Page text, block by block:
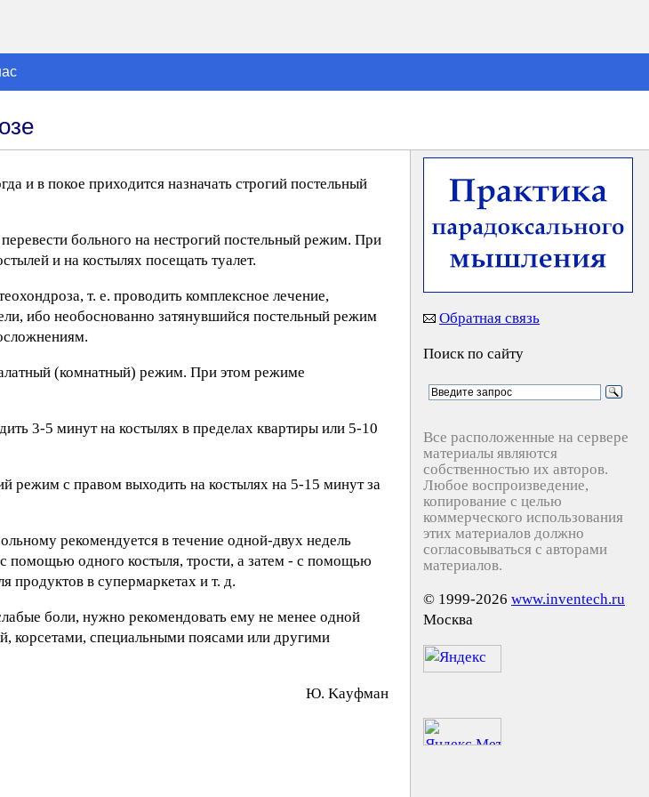
и в покое приходится назначать строгий постельный
больного на нестрогий постельный режим. При
и на костылях посещать туалет.
т. е. проводить комплексное лечение,
ибо необоснованно затянувшийся постельный режим
(комнатный) режим. При этом режиме
3-5 минут на костылях в пределах квартиры или 5-10
режим с правом выходить на костылях на 5-15 минут за
рекомендуется в течение одной-двух недель
помощью одного костыля, трости, а затем - с помощью
продуктов в супермаркетах и т. д.
боли, нужно рекомендовать ему не менее одной
корсетами, специальными поясами или другими
Ю. Kayфмaн
Обратная связь
Поиск по сайту
Все расположенные на сервере
материалы являются
собственностью их авторов.
Любое воспроизведение,
копирование с целью
коммерческого использования
этих материалов должно
согласовываться с авторами
материалов.
© 1999-2026 www.inventech.ru
Москва